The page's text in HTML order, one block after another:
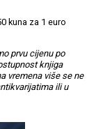
kuna za 1 euro
prvu cijenu po
knjiga
vremena više se ne
ili u